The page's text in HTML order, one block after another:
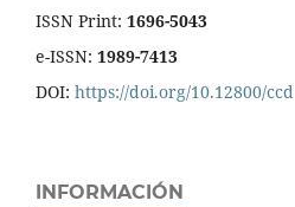
ISSN Print: 1696-5043
e-ISSN: 1989-7413
DOI: https://doi.org/10.12800/ccd
INFORMACIÓN